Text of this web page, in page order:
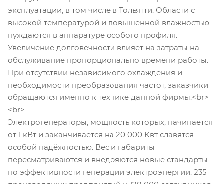
эксплуатации, в том числе в Тольятти. Области с
высокой температурой и повышенной влажностью
нуждаются в аппаратуре особого профиля.
Увеличение долговечности влияет на затраты на
обслуживание пропорционально времени работы.
При отсутствии независимого охлаждения и
необходимости преобразования частот, заказчики
обращаются именно к технике данной фирмы.<br>
<br>
Электрогенераторы, мощность которых, начинается
от 1 кВт и заканчивается на 20 000 Квт славятся
особой надёжностью. Вес и габариты
пересматриваются и внедряются новые стандарты
по эффективности генерации электроэнергии. 235